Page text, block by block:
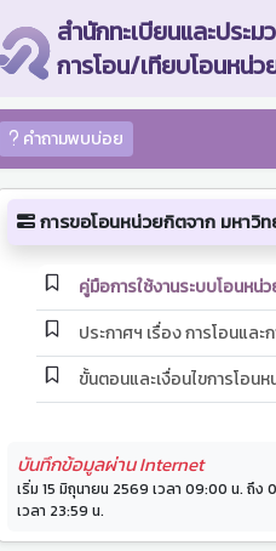
สำนักทะเบียนและประ
การโอน/เทียบโอนห
คำถามพบบ่อย
การขอโอนหน่วยกิตจาก มหาวิ
คู่มือการใช้งานระบบโอนหน่
ประกาศฯ เรื่อง การโอนแ
ขั้นตอนและเงื่อนไขการโอน
บันทึกข้อมูลผ่าน Internet
เริ่ม 15 มิถุนายน 2569 เวลา 09:00 น. ถึง
เวลา 23:59 น.